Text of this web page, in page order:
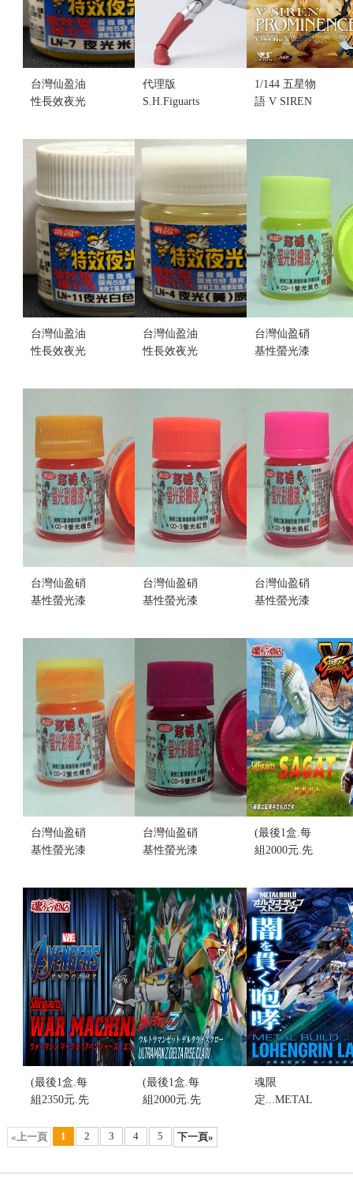
台灣仙盈油
性長效夜光
米黃色 (不挑
盒況)
代理版
S.H.Figuarts
大河(不挑盒
貨...
1/144 五星物
語 V SIREN
V賽聯 炎子
台灣仙盈油
性長效夜光
光白色底漆
售價:20
台灣仙盈油
性長效夜光
黃原色 (不挑
售價:20
台灣仙盈硝
基性螢光漆
黃)(不挑盒
售價:20
台灣仙盈硝
基性螢光漆
橘色) (不挑
售價:20
台灣仙盈硝
基性螢光漆
紅色) (不挑
售價:20
台灣仙盈硝
基性螢光漆
桃紅色) (不
挑盒況)
售價:20
台灣仙盈硝
基性螢光漆
橙)(不挑盒
況)
售價:20
台灣仙盈硝
基性螢光漆
棗紅色) (不
挑盒況)
售價:20
(最後1盒.每
組2000元.先
魂限
定...S.H.Figuarts
快打旋風 沙
卡特 (不挑盒
況)
售價:0
(最後1盒.每
組2350元.先
店...S.H.Figuarts
(最後1盒.每
組2000元.先
定...S.H.Figuarts
魂限
定...METAL
«上一頁 1 2 3 4 5 下一頁»